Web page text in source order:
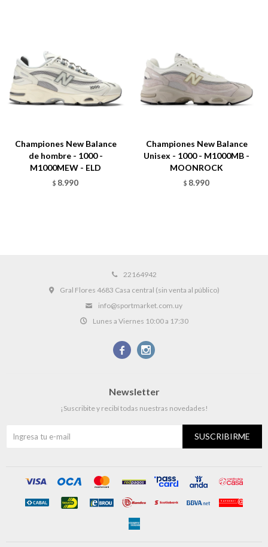
Championes New Balance
de hombre - 1000 -
M1000MEW - ELD
$ 8.990
Championes New Balance
Unisex - 1000 - M1000MB -
MOONROCK
$ 8.990
22164942
Gral Flores 4683 Casa central (sin venta al público)
info@sportmarket.com.uy
Lunes a Viernes 10:00 a 17:30
 
Newsletter
¡Suscribite y recibí todas nuestras novedades!
SUSCRIBIRME